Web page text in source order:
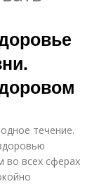
течение.
во всех сферах